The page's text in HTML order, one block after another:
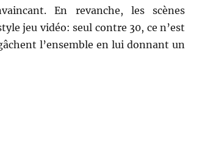
En revanche, les scènes
jeu vidéo: seul contre 30, ce n’est
l’ensemble en lui donnant un